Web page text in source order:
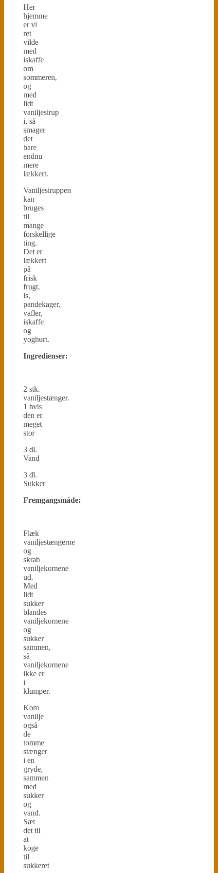
Her
hjemme
er vi
ret
vilde
med
iskaffe
om
sommeren,
og
med
lidt
vaniljesirup
i, så
smager
det
bare
endnu
mere
lækkert.
Vaniljesiruppen
kan
bruges
til
mange
forskellige
ting.
Det er
lækkert
på
frisk
frugt,
is,
pandekager,
vafler,
iskaffe
og
yoghurt.
Ingredienser:
2 stk.
vaniljestænger.
1 hvis
den er
meget
stor
3 dl.
Vand
3 dl.
Sukker
Fremgangsmåde:
Flæk
vaniljestængerne
og
skrab
vaniljekornene
ud.
Med
lidt
sukker
blandes
vaniljekornene
og
sukker
sammen,
så
vaniljekornene
ikke er
i
klumper.
Kom
vanilje
også
de
tomme
stænger
i en
gryde,
sammen
med
sukker
og
vand.
Sæt
det til
at
koge
til
sukkeret